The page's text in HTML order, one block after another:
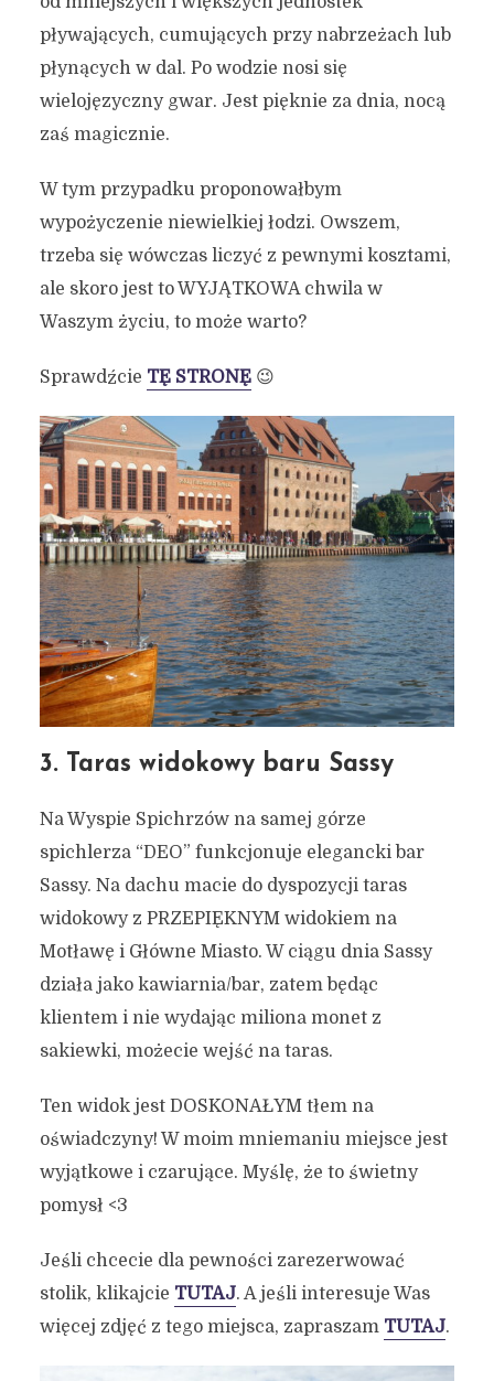
pływających, cumujących przy nabrzeżach lub
płynących w dal. Po wodzie nosi się
wielojęzyczny gwar. Jest pięknie za dnia, nocą
zaś magicznie.
W tym przypadku proponowałbym
wypożyczenie niewielkiej łodzi. Owszem,
trzeba się wówczas liczyć z pewnymi kosztami,
ale skoro jest to WYJĄTKOWA chwila w
Waszym życiu, to może warto?
Sprawdźcie TĘ STRONĘ😉
3. Taras widokowy baru Sassy
Na Wyspie Spichrzów na samej górze
spichlerza “DEO” funkcjonuje elegancki bar
Sassy. Na dachu macie do dyspozycji taras
widokowy z PRZEPIĘKNYM widokiem na
Motławę i Główne Miasto. W ciągu dnia Sassy
działa jako kawiarnia/bar, zatem będąc
klientem i nie wydając miliona monet z
sakiewki, możecie wejść na taras.
Ten widok jest DOSKONAŁYM tłem na
oświadczyny! W moim mniemaniu miejsce jest
wyjątkowe i czarujące. Myślę, że to świetny
pomysł <3
Jeśli chcecie dla pewności zarezerwować
stolik, klikajcie TUTAJ. A jeśli interesuje Was
więcej zdjęć z tego miejsca, zapraszam TUTAJ.